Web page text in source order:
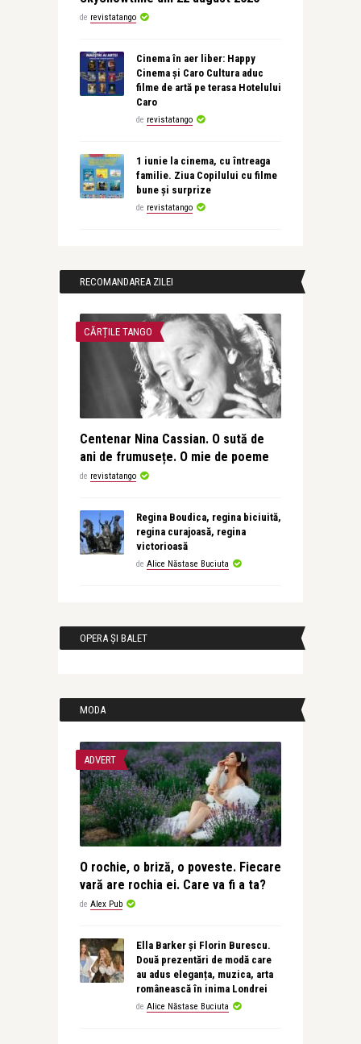
de revistatango
Cinema în aer liber: Happy
Cinema și Caro Cultura aduc
filme de artă pe terasa Hotelului
Caro
de revistatango
1 iunie la cinema, cu întreaga
familie. Ziua Copilului cu filme
bune și surprize
de revistatango
RECOMANDAREA ZILEI
CĂRȚILE TANGO
Centenar Nina Cassian. O sută de
ani de frumusețe. O mie de poeme
de revistatango
Regina Boudica, regina biciuită,
regina curajoasă, regina
victorioasă
de Alice Năstase Buciuta
OPERA ȘI BALET
MODA
ADVERT
O rochie, o briză, o poveste. Fiecare
vară are rochia ei. Care va fi a ta?
de Alex Pub
Ella Barker și Florin Burescu.
Două prezentări de modă care
au adus eleganța, muzica, arta
românească în inima Londrei
de Alice Năstase Buciuta